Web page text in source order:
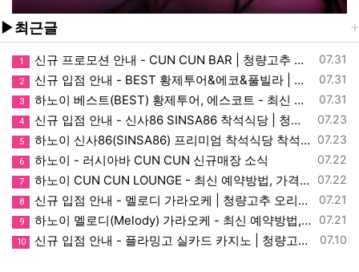
▶최근글
등록일
07.31
1 신규 프로모션 안내 - CUN CUN BAR | 청량고추 오리지널 소식
등록일
07.31
2 신규 입점 안내 - BEST 황제투어&에코&풀빌라 | 청량고추 오리지널 소식
등록일
07.31
3 하노이 베스트(BEST) 황제투어, 에스코트 - 최신 예약방법, 가격, 매장정보, 이용, 할인 안내
등록일
07.23
4 신규 입점 안내 - 신사86 SINSA86 착석식당 | 청량고추 오리지널 소식
등록일
07.23
5 하노이 신사86(SINSA86) 프리미엄 착석식당 착석바 - 최신 예약방법, 가격, 매장, 이용, 할인 정보
등록일
07.22
6 하노이 - 러시아바 CUN CUN 신규매장 소식
등록일
07.22
7 하노이 CUN CUN LOUNGE - 최신 예약방법, 가격, 매장정보, 이용안내
등록일
07.21
8 신규 입점 안내 - 멜로디 가라오케 | 청량고추 오리지널 소식
등록일
07.21
9 하노이 멜로디(Melody) 가라오케 - 최신 예약방법, 가격, 매장, 이용, 할인 정보
등록일
07.10
10 신규 입점 안내 - 플라밍고 실카드 카지노 | 청량고추 오리지널 소식